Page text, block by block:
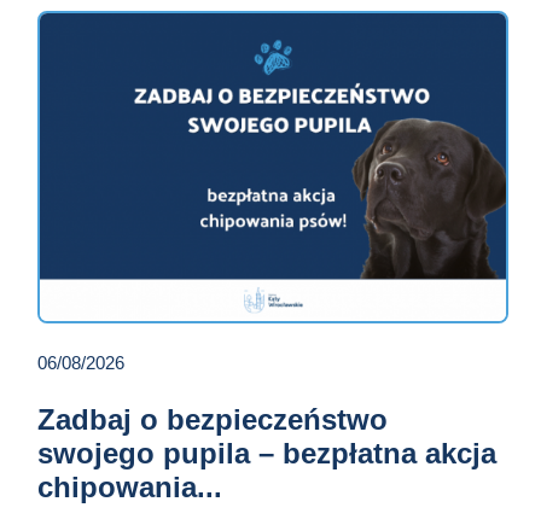
06/08/2026
Zadbaj o bezpieczeństwo
swojego pupila – bezpłatna akcja
chipowania...